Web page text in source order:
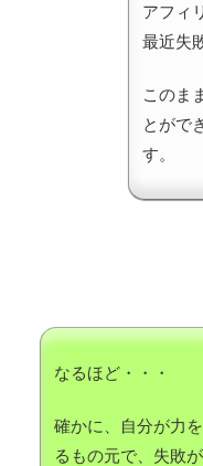
アフィ
最近失
このま
とがで
す。
なるほど・・・
確かに、自分が力
るもの元で、失敗